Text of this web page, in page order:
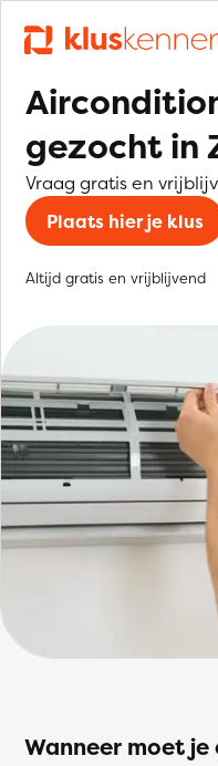
gezocht in
Vraag gratis en
Plaats hier je klus
Altijd gratis en vrijblijvend
Wanneer moet